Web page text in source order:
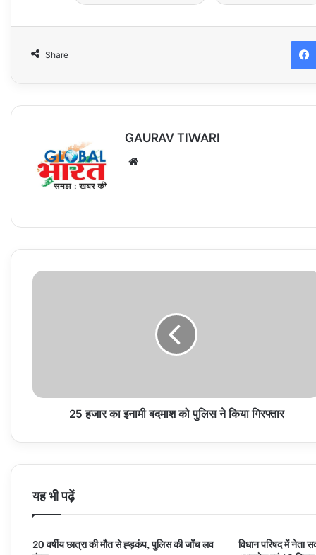
Share
GAURAV TIWARI
25
किया
25 हजार का इनामी बदमाश को पुलिस ने किया गिरफ्तार
यह भी पढ़ें
20 वर्षीय छात्रा की मौत से ह्ड़कंप, पुलिस की जाँच लव
विधान परिषद में नेता